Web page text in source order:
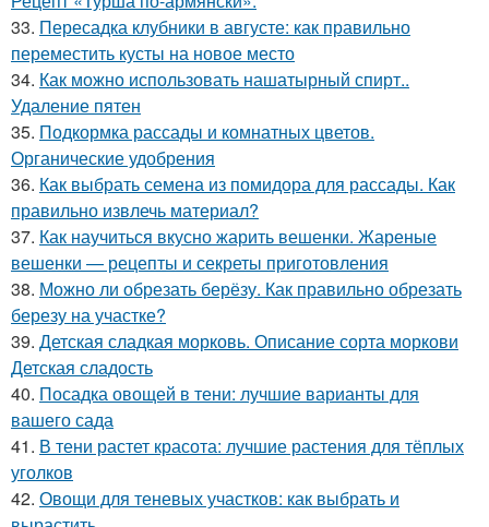
33. Пересадка клубники в августе: как правильно
переместить кусты на новое место
34. Как можно использовать нашатырный спирт..
Удаление пятен
35. Подкормка рассады и комнатных цветов.
Органические удобрения
36. Как выбрать семена из помидора для рассады. Как
правильно извлечь материал?
37. Как научиться вкусно жарить вешенки. Жареные
вешенки — рецепты и секреты приготовления
38. Можно ли обрезать берёзу. Как правильно обрезать
березу на участке?
39. Детская сладкая морковь. Описание сорта моркови
Детская сладость
40. Посадка овощей в тени: лучшие варианты для
вашего сада
41. В тени растет красота: лучшие растения для тёплых
уголков
42. Овощи для теневых участков: как выбрать и